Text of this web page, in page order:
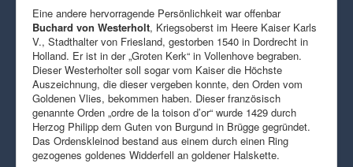
Eine andere hervorragende Persönlichkeit war offenbar
Buchard von Westerholt, Kriegsoberst im Heere Kaiser Karls
V., Stadthalter von Friesland, gestorben 1540 in Dordrecht in
Holland. Er ist in der „Groten Kerk“ in Vollenhove begraben.
Dieser Westerholter soll sogar vom Kaiser die Höchste
Auszeichnung, die dieser vergeben konnte, den Orden vom
Goldenen Vlies, bekommen haben. Dieser französisch
genannte Orden „ordre de la toison d’or“ wurde 1429 durch
Herzog Philipp dem Guten von Burgund in Brügge gegründet.
Das Ordenskleinod bestand aus einem durch einen Ring
gezogenes goldenes Widderfell an goldener Halskette.